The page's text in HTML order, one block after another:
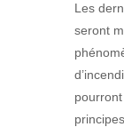
Les
seront